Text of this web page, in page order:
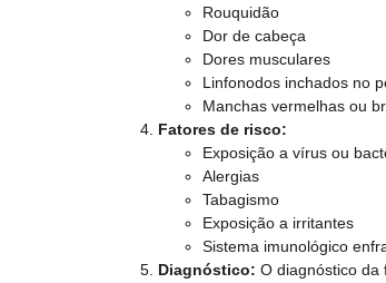
Rouquidão
Dor de cabeça
Dores musculares
Linfonodos inchados no
Manchas vermelhas ou
Fatores de risco:
Exposição a vírus ou
Alergias
Tabagismo
Exposição a irritantes
Sistema imunológico
Diagnóstico: O diagnóstico da